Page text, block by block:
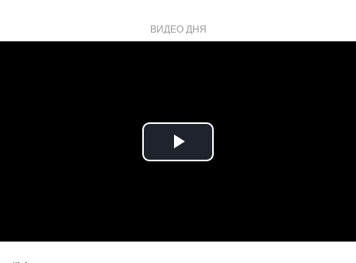
ВИДЕО ДНЯ
Play